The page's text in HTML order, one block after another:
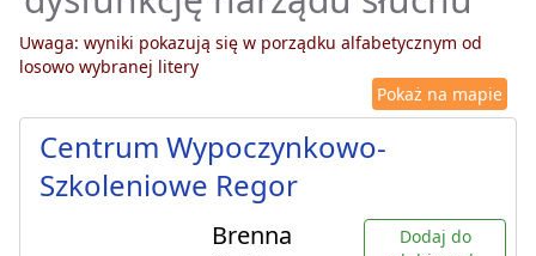
Uwaga: wyniki pokazują się w porządku alfabetycznym od
losowo wybranej litery
Pokaż na mapie
Centrum Wypoczynkowo-
Szkoleniowe Regor
Brenna
Dodaj do